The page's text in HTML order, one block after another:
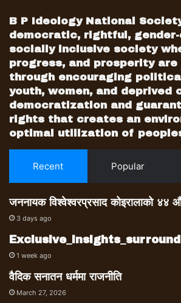
B P Ideology National
democratic, rightful, gender-
socially inclusive society
progress, and prosperity are
through encouraging
youth, women, and deprived
democratization and
rights that creates an
optimal utilization of
Recent Popular
जननायक विश्वेश्वरप्रसाद कोइरालाको ४४
3 days ago
1 week ago
वैदिक सनातन धर्ममा राजनीति
March 27, 2026